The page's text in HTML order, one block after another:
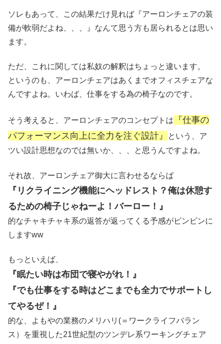
ソレもあって、この結果だけ見れば『アーロンチェアの装
備が軟弱だよね、、、』なんて思う方も居られるとは思い
ます。
ただ、これに関しては私奴の解釈はちょっと違います。
というのも、アーロンチェアはあくまでオフィスチェアな
んですよね。いわば、仕事をする為の椅子なのです。
そう考えると、アーロンチェアのコンセプトは
『仕事の
パフォーマンス向上に全力を注ぐ設計』
という、ア
ツい設計思想なのでは無いか、、、と思うんですよね。
それ故、アーロンチェア御大に言わせるならば
『リクライニング機能にヘッドレスト？俺は休憩す
るための椅子じゃねーよ！バーロー！』
的なチャキチャキ系の返答が返ってくる予感がビンビンに
しますww
もっといえば、
『眠たい時は布団で寝やがれ！』
『でも仕事をする時はどこまでも全力でサポートし
てやるぜ！』
的な、よもやの業務のメリハリ(＝ワークライフバラン
ス）を重視した21世紀型のツンデレ系ワーキングチェア